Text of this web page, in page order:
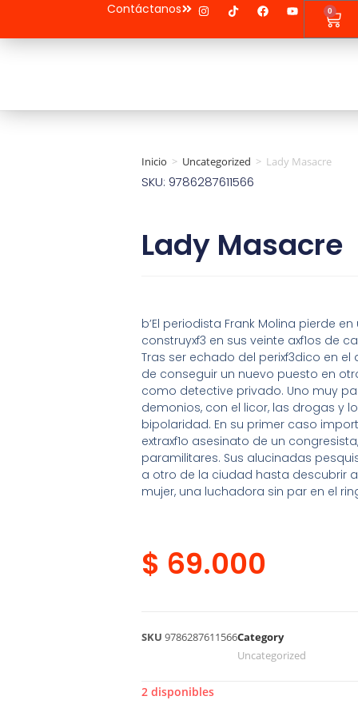
Contáctanos 0
Inicio > Uncategorized > Lady Masacre
SKU: 9786287611566
Lady Masacre
b’El periodista Frank Molina pierde
construyxf3 en sus veinte axf1os de
Tras ser echado del perixf3dico en
de conseguir un nuevo puesto en
como detective privado. Uno muy
demonios, con el licor, las drogas y
bipolaridad. En su primer caso
extraxf1o asesinato de un
paramilitares. Sus alucinadas
a otro de la ciudad hasta descubrir
mujer, una luchadora sin par en el
$ 69.000
SKU9786287611566Category
Uncategorized
2 disponibles